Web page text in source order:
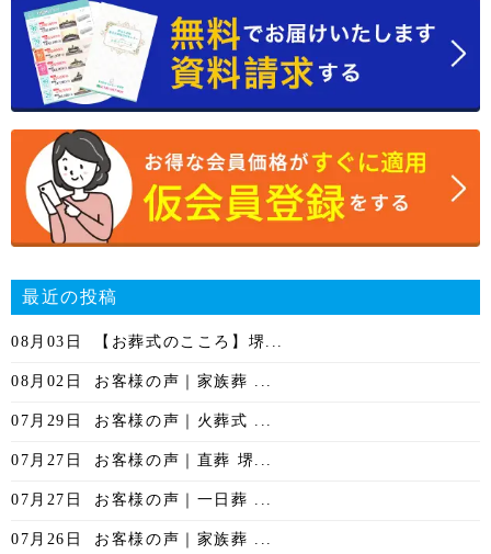
最近の投稿
08月03日 【お葬式のこころ】堺...
08月02日 お客様の声｜家族葬 ...
07月29日 お客様の声｜火葬式 ...
07月27日 お客様の声｜直葬 堺...
07月27日 お客様の声｜一日葬 ...
07月26日 お客様の声｜家族葬 ...